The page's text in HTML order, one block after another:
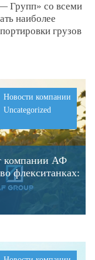
Групп» со всеми
наиболее
грузов
Новости компании
Uncategorized
компании АФ
флекситанках: